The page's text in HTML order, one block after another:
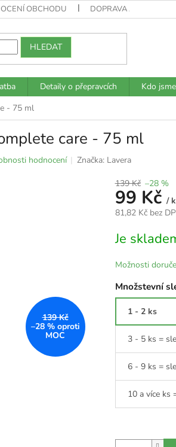
OBCHODU DOPRAVA A PLATBA
HLEDAT
Detaily o přepravcích Kdo
- 75 ml
care - 75 ml
hodnocení Značka: Lavera
139 Kč
–28 %
139 Kč –28 %
99 Kč /
81,82 Kč bez
cena:
Je
Možnosti
Množstevní
1 - 2 ks
3 - 5 ks =
6 - 9 ks =
10 a více ks